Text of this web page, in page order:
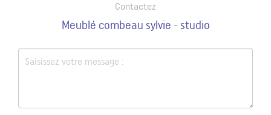
Contactez
Meublé combeau sylvie - studio